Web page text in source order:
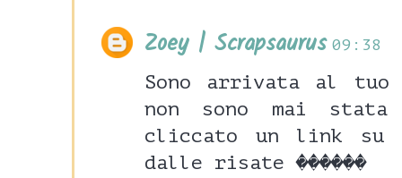
Zoey | Scrapsaurus 09:38
Sono arrivata al
non sono mai
cliccato un link su
dalle risate ������